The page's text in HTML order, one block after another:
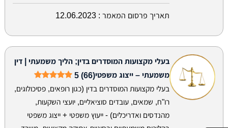
תאריך פרסום המאמר : 12.06.2023
בעלי מקצועות המוסדרים בדין; הליך משמעתי | דין
משמעתי – ייצוג משפטי5 (66)
בעלי מקצועות המוסדרים בדין (כגון רופאים, פסיכולוגים,
רו"ח, שמאים, עובדים סוציאליים, יועצי השקעות,
מהנדסים ואדריכלים) - ייעוץ משפטי + ייצוג משפטי